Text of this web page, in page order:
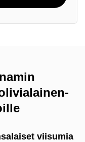
viisumia